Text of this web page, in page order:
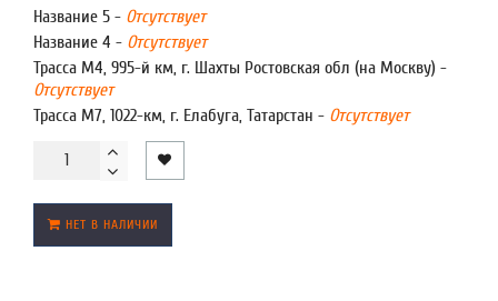
Название 5 - Отсутствует
Название 4 - Отсутствует
Трасса М4, 995-й км, г. Шахты Ростовская обл (на Москву) -
Отсутствует
Трасса М7, 1022-км, г. Елабуга, Татарстан - Отсутствует
НЕТ В НАЛИЧИИ